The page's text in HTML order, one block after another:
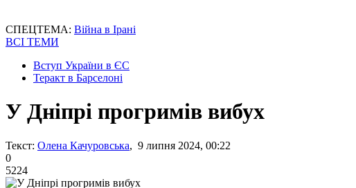
СПЕЦТЕМА: Війна в Ірані
ВСІ ТЕМИ
Вступ України в ЄС
Теракт в Барселоні
У Дніпрі прогримів вибух
Текст: Олена Качуровська, 9 липня 2024, 00:22
0
5224